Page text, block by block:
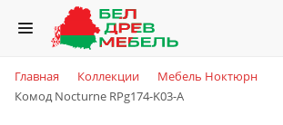
Главная Коллекции
Мебель Ноктюрн
Комод Nocturne RPg174-K03-A